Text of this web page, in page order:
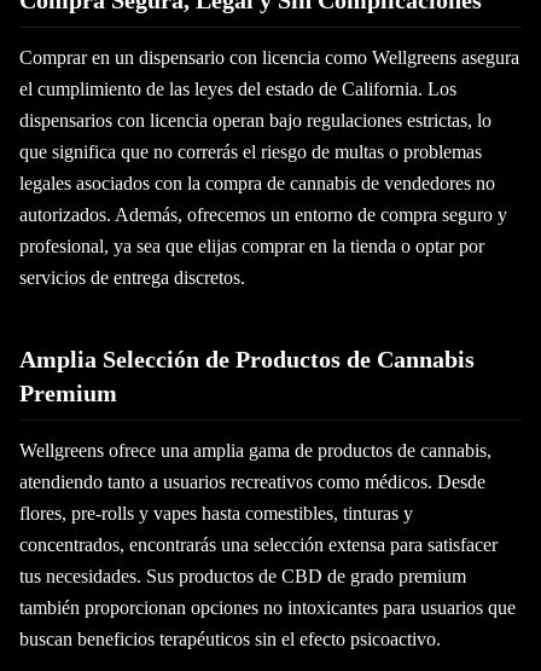
Comprar en un dispensario con licencia como Wellgreens asegura
el cumplimiento de las leyes del estado de California. Los
dispensarios con licencia operan bajo regulaciones estrictas, lo
que significa que no correrás el riesgo de multas o problemas
legales asociados con la compra de cannabis de vendedores no
autorizados. Además, ofrecemos un entorno de compra seguro y
profesional, ya sea que elijas comprar en la tienda o optar por
servicios de entrega discretos.
Amplia Selección de Productos de Cannabis
Premium
Wellgreens ofrece una amplia gama de productos de cannabis,
atendiendo tanto a usuarios recreativos como médicos. Desde
flores, pre-rolls y vapes hasta comestibles, tinturas y
concentrados, encontrarás una selección extensa para satisfacer
tus necesidades. Sus productos de CBD de grado premium
también proporcionan opciones no intoxicantes para usuarios que
buscan beneficios terapéuticos sin el efecto psicoactivo.